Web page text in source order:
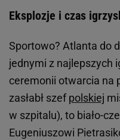
Eksplozje i czas
Sportowo? Atlanta do
jednymi z najlepszych
ceremonii otwarcia na
zasłabł szefpolskiej
w szpitalu), to biało-
Eugeniuszowi